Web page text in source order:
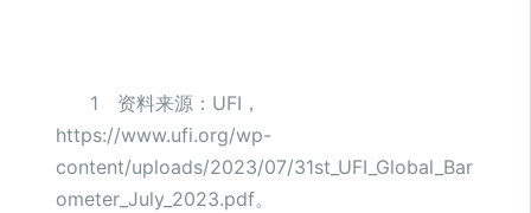
1 资料来源：UFI，
https://www.ufi.org/wp-
content/uploads/2023/07/31st_UFI_Global_Bar
ometer_July_2023.pdf。